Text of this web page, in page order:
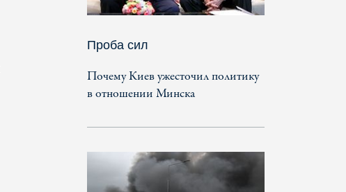
Проба сил
Почему Киев ужесточил политику
в отношении Минска